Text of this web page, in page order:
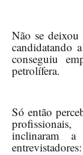
Não se deixou
candidatando
conseguiu
petrolífera.
Só então
profissionais,
inclinaram